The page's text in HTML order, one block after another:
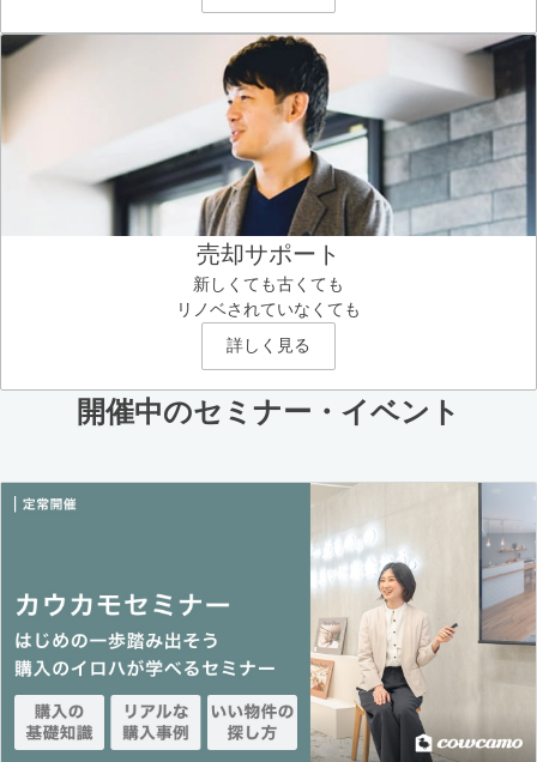
売却サポート
新しくても古くても
リノベされていなくても
詳しく見る
開催中のセミナー・イベント